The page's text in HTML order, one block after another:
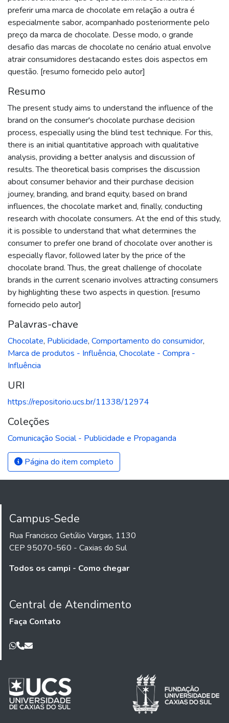
preferir uma marca de chocolate em relação a outra é
especialmente sabor, acompanhado posteriormente pelo
preço da marca de chocolate. Desse modo, o grande
desafio das marcas de chocolate no cenário atual envolve
atrair consumidores destacando estes dois aspectos em
questão. [resumo fornecido pelo autor]
Resumo
The present study aims to understand the influence of the
brand on the consumer's chocolate purchase decision
process, especially using the blind test technique. For this,
there is an initial quantitative approach with qualitative
analysis, providing a better analysis and discussion of
results. The theoretical basis comprises the discussion
about consumer behavior and their purchase decision
journey, branding, and brand equity, based on brand
influences, the chocolate market and, finally, conducting
research with chocolate consumers. At the end of this study,
it is possible to understand that what determines the
consumer to prefer one brand of chocolate over another is
especially flavor, followed later by the price of the
chocolate brand. Thus, the great challenge of chocolate
brands in the current scenario involves attracting consumers
by highlighting these two aspects in question. [resumo
fornecido pelo autor]
Palavras-chave
Chocolate, Publicidade, Comportamento do consumidor,
Marca de produtos - Influência, Chocolate - Compra -
Influência
URI
https://repositorio.ucs.br/11338/12974
Coleções
Comunicação Social - Publicidade e Propaganda
Página do item completo
Campus-Sede
Rua Francisco Getúlio Vargas, 1130
CEP 95070-560 - Caxias do Sul
Todos os campi - Como chegar
Central de Atendimento
Faça Contato